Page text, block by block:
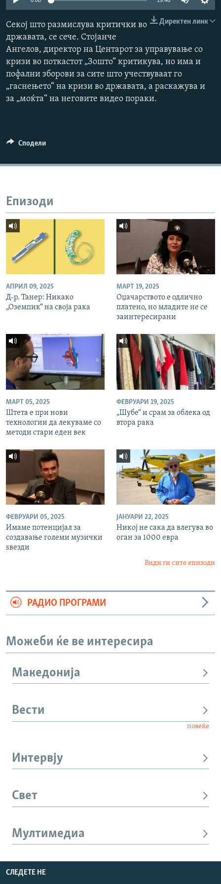
РСЕ веб страници
Директен линк
Секој што размислува критички во
државата, се сече. Стојанче
Ангелов, директор на Центарот за управување со
кризи во поткастот „Зошто“ критикува, но има и
пофални зборови за сите што учествуваат го
„гаснењето“ на кризи во државата, а раскажува и
за „моќта“ на неговите видео пораки.
Сподели
Епизоди
АПРИЛ 09, 2025
Д-р. Танер: Никако
„Оземпик“ на своја рака
МАРТ 19, 2025
Оџачарството е одлично
платено, но младите не се
заинтересирани
МАРТ 05, 2025
Штета е при нови
технологии да лекуваме со
методи стари еден век
ФЕВРУАРИ 19, 2025
„Шубе“ и срам за облека од
втора рака
ФЕВРУАРИ 05, 2025
Имаме потенцијал за
создавање големи музички
ѕвезди
ЈАНУАРИ 22, 2025
Никој не сака да влегува во
оган за 1000 евра
Види ги сите епизоди
РАДИО ПРОГРАМИ
Можеби ќе ве интересира
Македонија
Вести
повеќе
Интервју
Свет
Мултимедиа
СЛЕДЕТЕ НЕ